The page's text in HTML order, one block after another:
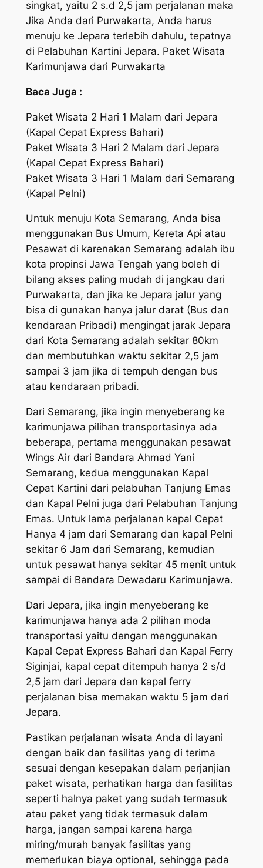
singkat, yaitu 2 s.d 2,5 jam perjalanan maka
Jika Anda dari Purwakarta, Anda harus
menuju ke Jepara terlebih dahulu, tepatnya
di Pelabuhan Kartini Jepara. Paket Wisata
Karimunjawa dari Purwakarta
Baca Juga :
Paket Wisata 2 Hari 1 Malam dari Jepara
(Kapal Cepat Express Bahari)
Paket Wisata 3 Hari 2 Malam dari Jepara
(Kapal Cepat Express Bahari)
Paket Wisata 3 Hari 1 Malam dari Semarang
(Kapal Pelni)
Untuk menuju Kota Semarang, Anda bisa
menggunakan Bus Umum, Kereta Api atau
Pesawat di karenakan Semarang adalah ibu
kota propinsi Jawa Tengah yang boleh di
bilang akses paling mudah di jangkau dari
Purwakarta, dan jika ke Jepara jalur yang
bisa di gunakan hanya jalur darat (Bus dan
kendaraan Pribadi) mengingat jarak Jepara
dari Kota Semarang adalah sekitar 80km
dan membutuhkan waktu sekitar 2,5 jam
sampai 3 jam jika di tempuh dengan bus
atau kendaraan pribadi.
Dari Semarang, jika ingin menyeberang ke
karimunjawa pilihan transportasinya ada
beberapa, pertama menggunakan pesawat
Wings Air dari Bandara Ahmad Yani
Semarang, kedua menggunakan Kapal
Cepat Kartini dari pelabuhan Tanjung Emas
dan Kapal Pelni juga dari Pelabuhan Tanjung
Emas. Untuk lama perjalanan kapal Cepat
Hanya 4 jam dari Semarang dan kapal Pelni
sekitar 6 Jam dari Semarang, kemudian
untuk pesawat hanya sekitar 45 menit untuk
sampai di Bandara Dewadaru Karimunjawa.
Dari Jepara, jika ingin menyeberang ke
karimunjawa hanya ada 2 pilihan moda
transportasi yaitu dengan menggunakan
Kapal Cepat Express Bahari dan Kapal Ferry
Siginjai, kapal cepat ditempuh hanya 2 s/d
2,5 jam dari Jepara dan kapal ferry
perjalanan bisa memakan waktu 5 jam dari
Jepara.
Pastikan perjalanan wisata Anda di layani
dengan baik dan fasilitas yang di terima
sesuai dengan kesepakan dalam perjanjian
paket wisata, perhatikan harga dan fasilitas
seperti halnya paket yang sudah termasuk
atau paket yang tidak termasuk dalam
harga, jangan sampai karena harga
miring/murah banyak fasilitas yang
memerlukan biaya optional, sehingga pada